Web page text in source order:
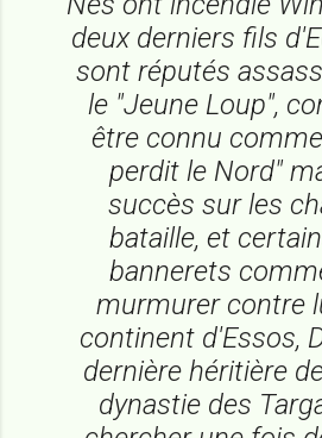
deux derniers fils
sont réputés
le "Jeune Loup",
être connu
perdit le Nord"
succès sur les
bataille, et
bannerets
murmurer contre
continent d'Essos,
dernière héritière
dynastie des